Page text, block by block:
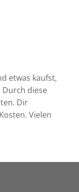
etwas kaufst,
Durch diese
Dir
Vielen